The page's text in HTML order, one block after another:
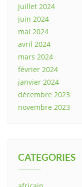
juillet 2024
juin 2024
mai 2024
avril 2024
mars 2024
février 2024
janvier 2024
décembre 2023
novembre 2023
CATEGORIES